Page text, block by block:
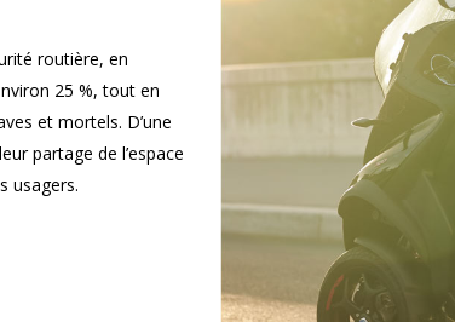
routière, en
25 %, tout en
et mortels. D’une
partage de l’espace
usagers.